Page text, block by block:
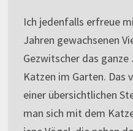
Ich jedenfalls erfreue
Jahren gewachsenen
Gezwitscher das
Katzen im Garten. Das
einer übersichtlichen
man sich mit dem